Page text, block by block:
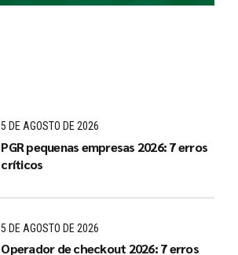
5 DE AGOSTO DE 2026
PGR pequenas empresas 2026: 7 erros
críticos
5 DE AGOSTO DE 2026
Operador de checkout 2026: 7 erros